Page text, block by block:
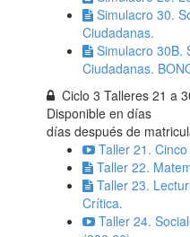
Simulacro 30.
Ciudadanas.
Simulacro 30B.
Ciudadanas.
Ciclo 3 Talleres 21 a
Disponible endías
días después de
Taller 21.
Taller 22.
Taller 23.
Crítica.
Taller 24.